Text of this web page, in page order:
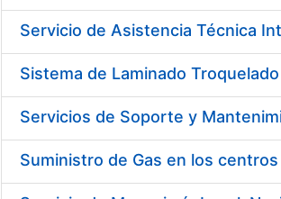
Servicio de Asistencia Técnica
Sistema de Laminado
Servicios de Soporte y
Suministro de Gas en los